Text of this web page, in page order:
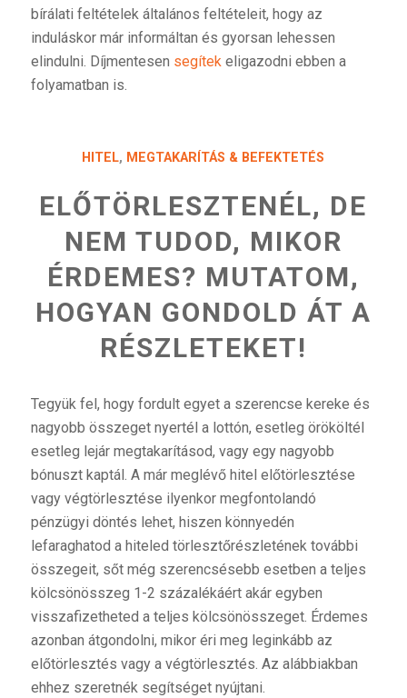
bírálati feltételek általános feltételeit, hogy az
induláskor már informáltan és gyorsan lehessen
elindulni. Díjmentesen segítekeligazodni ebben a
folyamatban is.
HITEL, MEGTAKARÍTÁS & BEFEKTETÉS
ELŐTÖRLESZTENÉL, DE
NEM TUDOD, MIKOR
ÉRDEMES? MUTATOM,
HOGYAN GONDOLD ÁT A
RÉSZLETEKET!
Tegyük fel, hogy fordult egyet a szerencse kereke és
nagyobb összeget nyertél a lottón, esetleg örököltél
esetleg lejár megtakarításod, vagy egy nagyobb
bónuszt kaptál. A már meglévő hitel előtörlesztése
vagy végtörlesztése ilyenkor megfontolandó
pénzügyi döntés lehet, hiszen könnyedén
lefaraghatod a hiteled törlesztőrészletének további
összegeit, sőt még szerencsésebb esetben a teljes
kölcsönösszeg 1-2 százalékáért akár egyben
visszafizetheted a teljes kölcsönösszeget. Érdemes
azonban átgondolni, mikor éri meg leginkább az
előtörlesztés vagy a végtörlesztés. Az alábbiakban
ehhez szeretnék segítséget nyújtani.